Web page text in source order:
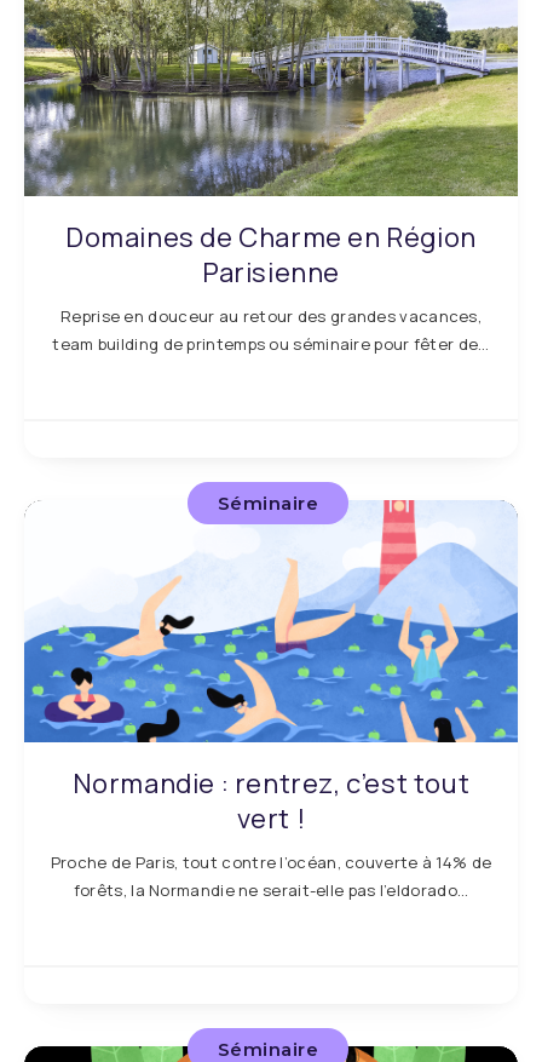
Domaines de Charme en Région
Parisienne
Reprise en douceur au retour des grandes vacances,
team building de printemps ou séminaire pour fêter de…
Séminaire
Normandie : rentrez, c’est tout
vert !
Proche de Paris, tout contre l’océan, couverte à 14% de
forêts, la Normandie ne serait-elle pas l’eldorado…
Séminaire